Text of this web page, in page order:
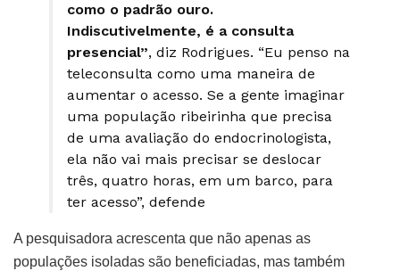
como o padrão ouro.
Indiscutivelmente, é a consulta
presencial”, diz Rodrigues. “Eu penso na
teleconsulta como uma maneira de
aumentar o acesso. Se a gente imaginar
uma população ribeirinha que precisa
de uma avaliação do endocrinologista,
ela não vai mais precisar se deslocar
três, quatro horas, em um barco, para
ter acesso”, defende
A pesquisadora acrescenta que não apenas as
populações isoladas são beneficiadas, mas também